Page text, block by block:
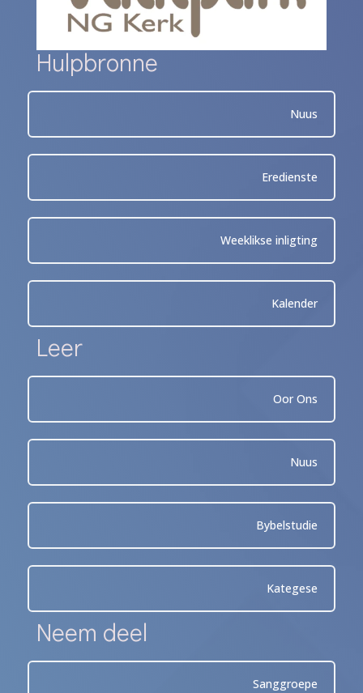
Hulpbronne
Nuus
Eredienste
Weeklikse inligting
Kalender
Leer
Oor Ons
Nuus
Bybelstudie
Kategese
Neem deel
Sanggroepe